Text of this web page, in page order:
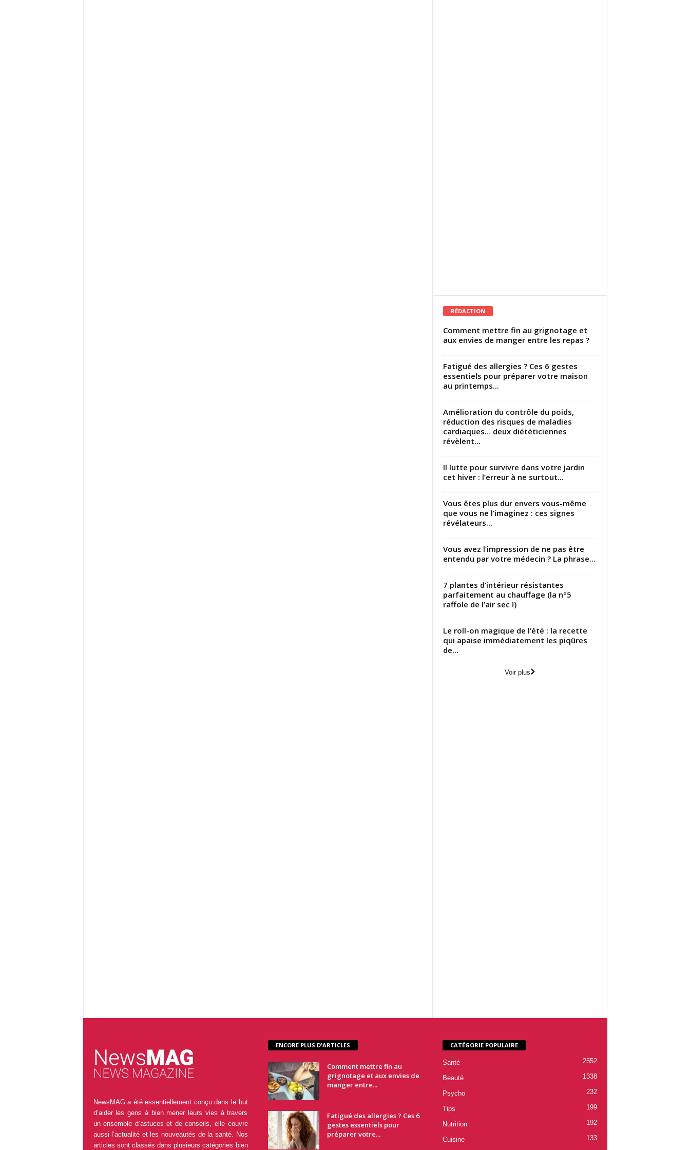
RÉDACTION
Comment mettre fin au grignotage et
aux envies de manger entre les repas ?
Fatigué des allergies ? Ces 6 gestes
essentiels pour préparer votre maison
au printemps...
Amélioration du contrôle du poids,
réduction des risques de maladies
cardiaques… deux diététiciennes
révèlent...
Il lutte pour survivre dans votre jardin
cet hiver : l’erreur à ne surtout...
Vous êtes plus dur envers vous-même
que vous ne l’imaginez : ces signes
révélateurs...
Vous avez l’impression de ne pas être
entendu par votre médecin ? La phrase...
7 plantes d’intérieur résistantes
parfaitement au chauffage (la n°5
raffole de l’air sec !)
Le roll-on magique de l’été : la recette
qui apaise immédiatement les piqûres
de...
Voir plus
NewsMAG a été essentiellement conçu dans le but
d’aider les gens à bien mener leurs vies à travers
un ensemble d’astuces et de conseils, elle couvre
aussi l’actualité et les nouveautés de la santé. Nos
articles sont classés dans plusieurs catégories bien
ENCORE PLUS D'ARTICLES
Comment mettre fin au
grignotage et aux envies de
manger entre...
Fatigué des allergies ? Ces 6
gestes essentiels pour
préparer votre...
CATÉGORIE POPULAIRE
Santé 2552
Beauté 1338
Psycho 232
Tips 199
Nutrition 192
Cuisine
133